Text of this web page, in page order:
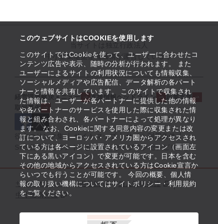
このウェブサイトはCOOKIEを使用します
このサイトではCookieを使って、ユーザーに合わせたコ
ンテンツ広告や表示、随時の分析が行われます。 また
ユーザーによるサイトの利用状況についても情報収集、
ソーシャルメディアや広告配信、データ解析の各パート
ナーと情報を共有しています。 このサイトで収集され
た情報は、ユーザーが各パートナーに提供した他の情報
や各パートナーのサービスを使用した際に収集された情
報と組み合わされ、各パートナーによって処理が異なり
ます。 なお、Cookieに関する同意内容の変更または改
訂について、ヨーロッパ・アメリカ圏からアクセスされ
ている方は各ページに設置されているアイコン（画面左
下にある黒いアイコン）で変更が可能です。日本を含む
その他の地域からアクセスされている方はCookie宣言か
らいつでも行うことが可能です。 今回の概要、個人情
報の取り扱い機構についてはサイトポリシー・利用規約
をご覧ください。
中小企業基盤整備機構が運営しています
経営課題解決メニュー 支援情報ヘッドライン
起業支援
取組事例
役立つリンク集 サイトマップ
サイト利用条件
SNS公式アカウント一覧
ウェブアクセシビリティ
サイトポリシー・利用規約
個人情報保護
中小機構とは